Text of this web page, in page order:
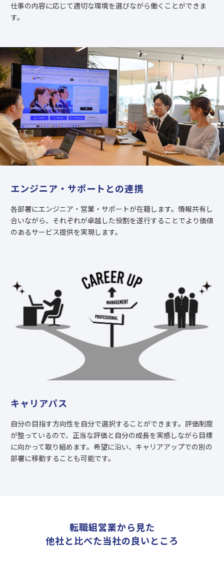
仕事の内容に応じて適切な環境を選びながら働くことができま
す。
エンジニア・サポートとの連携
各部署にエンジニア・営業・サポートが在籍します。情報共有し
合いながら、それぞれが卓越した役割を遂行することでより価値
のあるサービス提供を実現します。
キャリアパス
自分の目指す方向性を自分で選択することができます。評価制度
が整っているので、正当な評価と自分の成長を実感しながら目標
に向かって取り組めます。希望に沿い、キャリアアップでの別の
部署に移動することも可能です。
転職組営業から見た
他社と比べた当社の良いところ